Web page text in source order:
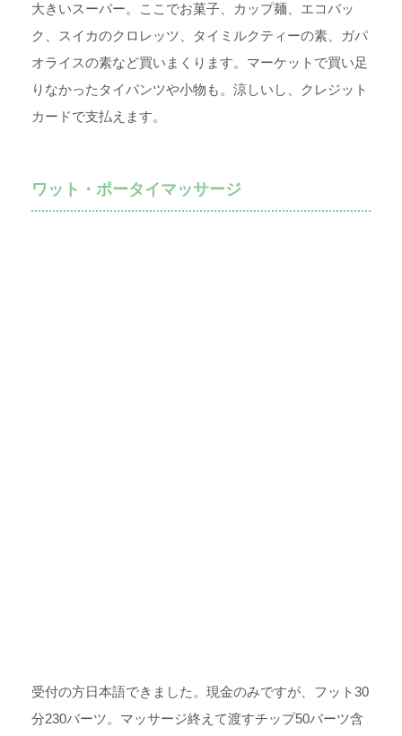
大きいスーパー。ここでお菓子、カップ麺、エコバッ
ク、スイカのクロレッツ、タイミルクティーの素、ガパ
オライスの素など買いまくります。マーケットで買い足
りなかったタイパンツや小物も。涼しいし、クレジット
カードで支払えます。
ワット・ポータイマッサージ
受付の方日本語できました。現金のみですが、フット30
分230バーツ。マッサージ終えて渡すチップ50バーツ含